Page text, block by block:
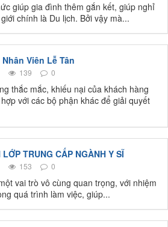
giúp gia đình thêm gắn kết, giúp nghỉ
chính là Du lịch. Bởi vậy mà...
Viên Lễ Tân
139 0
thắc mắc, khiếu nại của khách hàng
với các bộ phận khác để giải quyết
LỚP TRUNG CẤP NGÀNH Y SĨ
153 0
vai trò vô cùng quan trọng, với nhiệm
quá trình làm việc, giúp...